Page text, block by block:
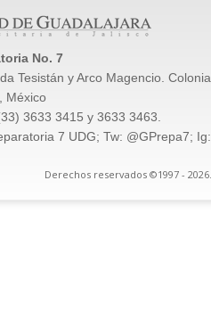
No. 7
Tesistán y Arco Magencio.
México
3633 3415 y 3633 3463.
7 UDG; Tw: @GPrepa7;
Derechos reservados ©1997 -